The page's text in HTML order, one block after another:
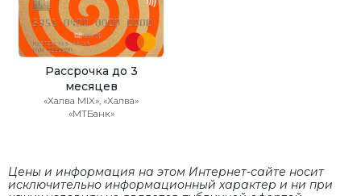
Рассрочка до 3
месяцев
«Халва MIX», «Халва»
«МТБанк»
Цены и информация на этом Интернет-сайте носит
исключительно информационный характер и ни при